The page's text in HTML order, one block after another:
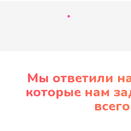
Мы ответили
которые нам
всего